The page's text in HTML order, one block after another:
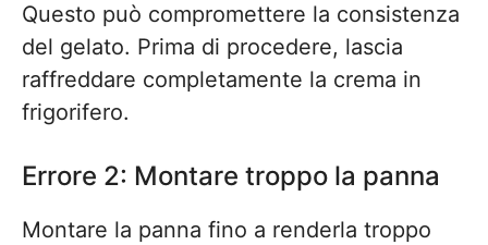
Questo può compromettere la consistenza
del gelato. Prima di procedere, lascia
raffreddare completamente la crema in
frigorifero.
Errore 2: Montare troppo la panna
Montare la panna fino a renderla troppo